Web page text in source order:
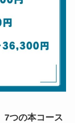
7つの本コース